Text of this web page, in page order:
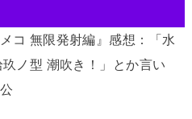
メコ 無限発射編』感想：「水
ノ型 潮吹き！」とか言い